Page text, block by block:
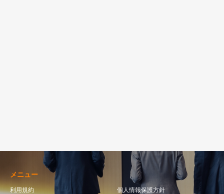
メニュー
利用規約 個人情報保護方針